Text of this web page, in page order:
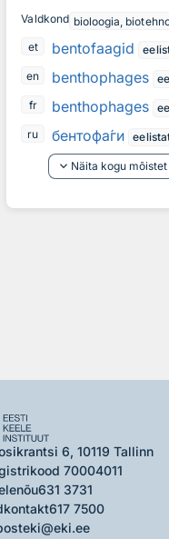
Valdkond bioloogia,
et
bentofaagid
en
benthophages
fr
benthophages
ru
бентофа́ги
keyboard_arrow_down Näita kogu mõistet
6, 10119 Tallinn
70004011
631 3731
617 7500
eki@eki.ee